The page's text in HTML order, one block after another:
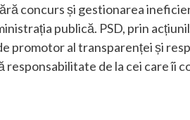
concurs și gestionarea
publică. PSD, prin
promotor al transparenței și
responsabilitate de la cei care îi